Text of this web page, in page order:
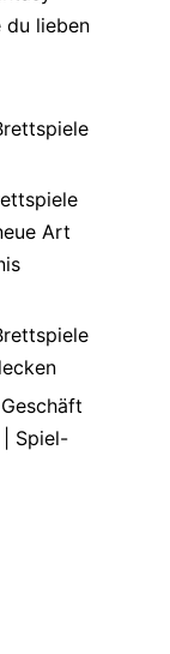
du lieben
Art
| Spiel-